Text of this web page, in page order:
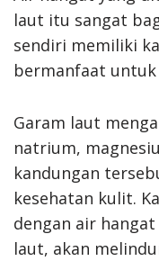
laut itu sangat
sendiri memiliki
bermanfaat
Garam laut
natrium,
kandungan
kesehatan kulit.
dengan air
laut, akan